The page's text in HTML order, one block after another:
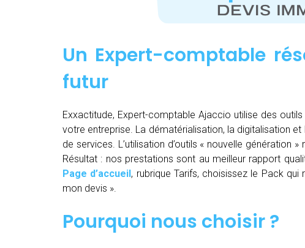
Un Expert-comptable
futur
Exxactitude, Expert-comptable Ajaccio utilise des
votre entreprise. La dématérialisation, la digitalisation
de services. L’utilisation d’outils « nouvelle génération
Résultat : nos prestations sont au meilleur rapport
Page d’accueil, rubrique Tarifs, choisissez le Pack
mon devis ».
Pourquoi nous choisir ?